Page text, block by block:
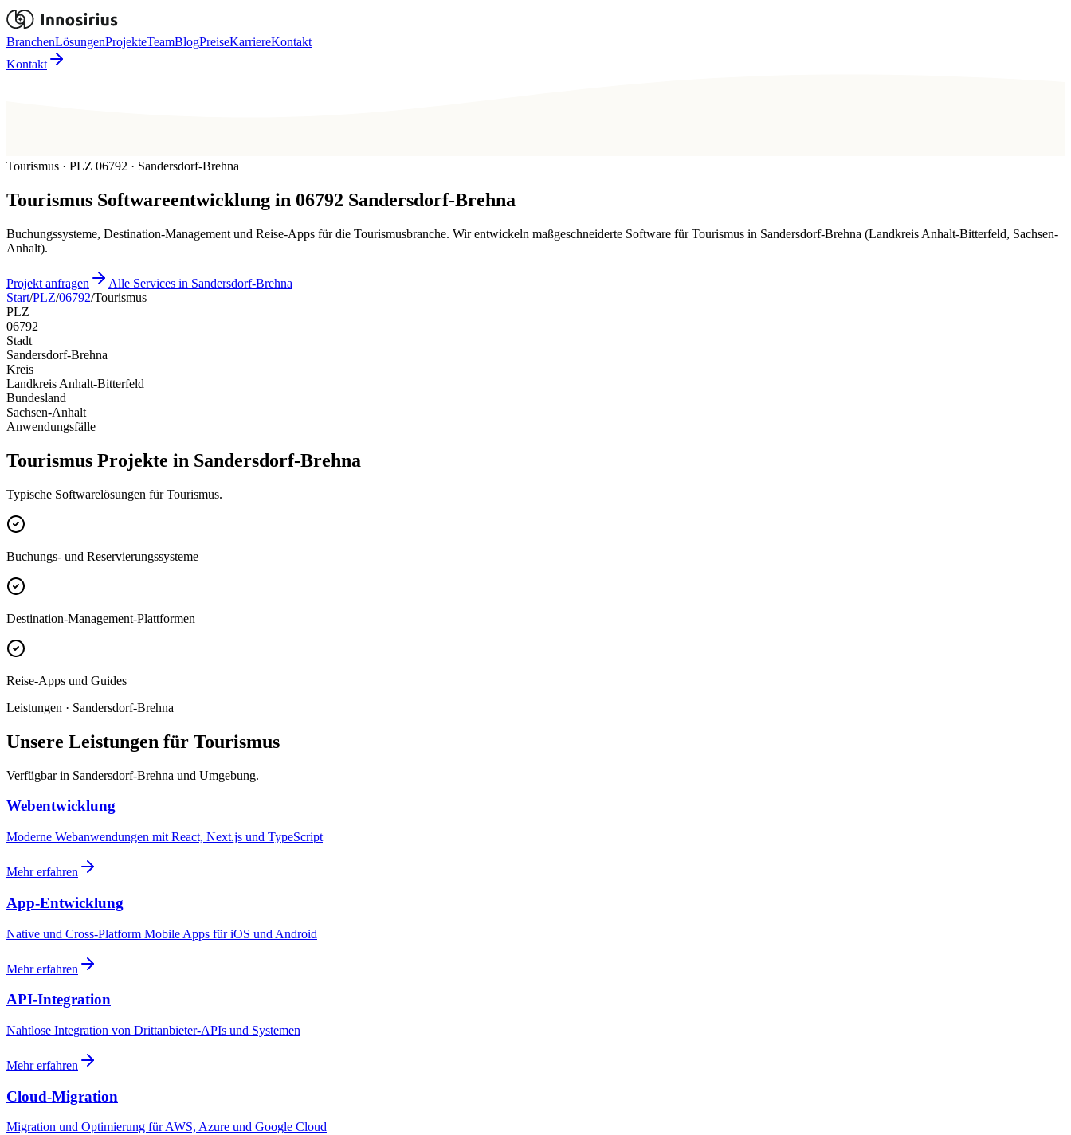
BranchenLösungenProjekteTeamBlogPreiseKarriereKontakt
Kontakt
Tourismus · PLZ 06792 · Sandersdorf-Brehna
Tourismus Softwareentwicklung in 06792 Sandersdorf-Brehna
Buchungssysteme, Destination-Management und Reise-Apps für die Tourismusbranche. Wir entwickeln maßgeschneiderte Software für Tourismus in Sandersdorf-Brehna (Landkreis Anhalt-Bitterfeld, Sachsen-
Anhalt).
Projekt anfragen
Alle Services in Sandersdorf-Brehna
Start/PLZ/06792/Tourismus
PLZ
06792
Stadt
Sandersdorf-Brehna
Kreis
Landkreis Anhalt-Bitterfeld
Bundesland
Sachsen-Anhalt
Anwendungsfälle
Tourismus Projekte in Sandersdorf-Brehna
Typische Softwarelösungen für Tourismus.
Buchungs- und Reservierungssysteme
Destination-Management-Plattformen
Reise-Apps und Guides
Leistungen · Sandersdorf-Brehna
Unsere Leistungen für Tourismus
Verfügbar in Sandersdorf-Brehna und Umgebung.
Webentwicklung
Moderne Webanwendungen mit React, Next.js und TypeScript
Mehr erfahren
App-Entwicklung
Native und Cross-Platform Mobile Apps für iOS und Android
Mehr erfahren
API-Integration
Nahtlose Integration von Drittanbieter-APIs und Systemen
Mehr erfahren
Cloud-Migration
Migration und Optimierung für AWS, Azure und Google Cloud